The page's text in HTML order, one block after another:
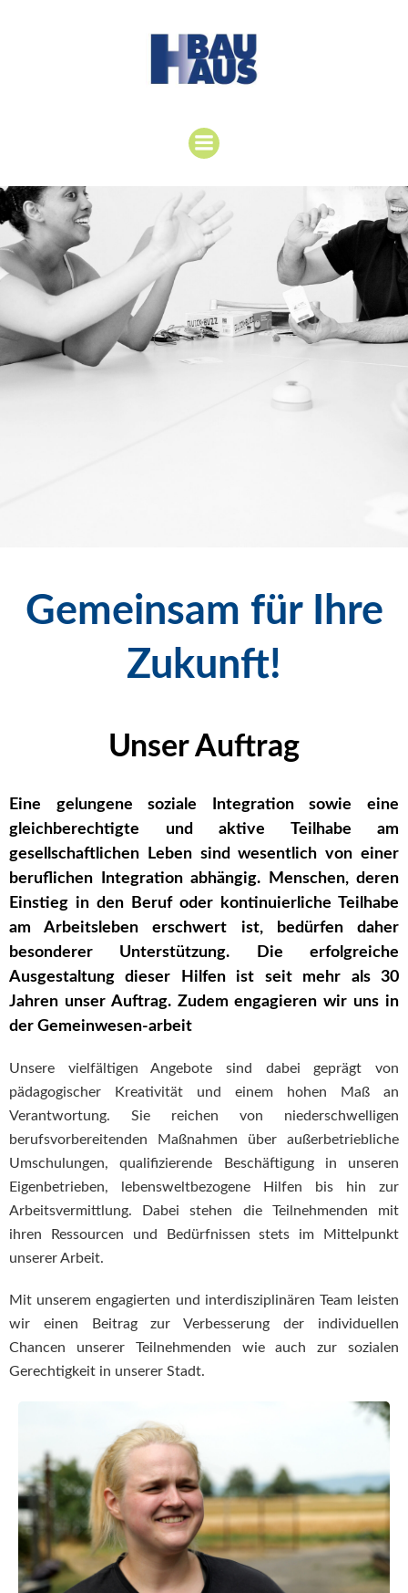
Gemeinsam für Ihre
Zukunft!
Unser Auftrag
Eine gelungene soziale Integration sowie eine
gleichberechtigte und aktive Teilhabe am
gesellschaftlichen Leben sind wesentlich von einer
beruflichen Integration abhängig. Menschen, deren
Einstieg in den Beruf oder kontinuierliche Teilhabe
am Arbeitsleben erschwert ist, bedürfen daher
besonderer Unterstützung. Die erfolgreiche
Ausgestaltung dieser Hilfen ist seit mehr als 30
Jahren unser Auftrag.Zudem engagieren wir uns in
der Gemeinwesen-arbeit
Unsere vielfältigen Angebote sind dabei geprägt von
pädagogischer Kreativität und einem hohen Maß an
Verantwortung. Sie reichen von niederschwelligen
berufsvorbereitenden Maßnahmen über außerbetriebliche
Umschulungen, qualifizierende Beschäftigung in unseren
Eigenbetrieben, lebensweltbezogene Hilfen bis hin zur
Arbeitsvermittlung. Dabei stehen die Teilnehmenden mit
ihren Ressourcen und Bedürfnissen stets im Mittelpunkt
unserer Arbeit.
Mit unserem engagierten und interdisziplinären Team leisten
wir einen Beitrag zur Verbesserung der individuellen
Chancen unserer Teilnehmenden wie auch zur sozialen
Gerechtigkeit in unserer Stadt.